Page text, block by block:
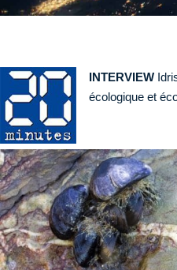
INTERVIEW
écologique et